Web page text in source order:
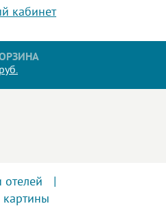
кабинет
отелей
картины